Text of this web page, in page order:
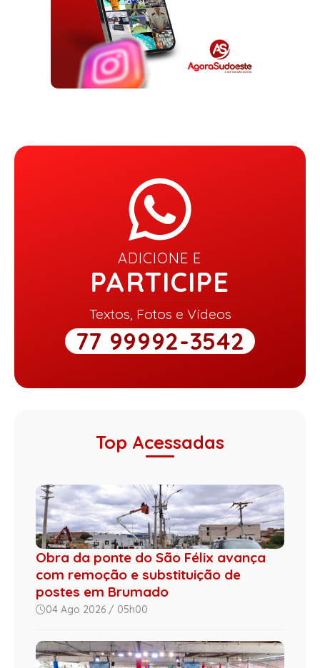
ADICIONE E
PARTICIPE
Textos, Fotos e Vídeos
77 99992-3542
Top Acessadas
Obra da ponte do São Félix avança
com remoção e substituição de
postes em Brumado
04 Ago 2026 / 05h00